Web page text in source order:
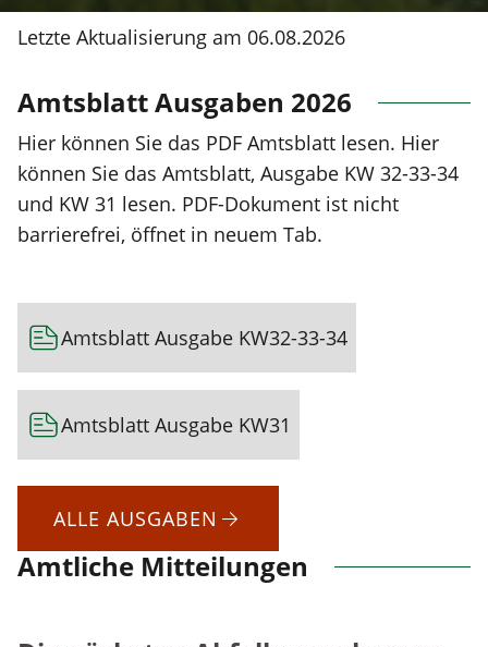
Letzte Aktualisierung am 06.08.2026
Amtsblatt Ausgaben 2026
Hier können Sie das PDF Amtsblatt lesen. Hier
können Sie das Amtsblatt, Ausgabe KW 32-33-34
und KW 31 lesen. PDF-Dokument ist nicht
barrierefrei, öffnet in neuem Tab.
Amtsblatt Ausgabe KW32-33-34
Amtsblatt Ausgabe KW31
ALLE AUSGABEN
Amtliche Mitteilungen